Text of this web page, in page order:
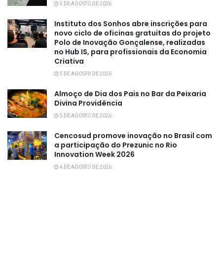
5 DE AGOSTO DE 2026
Instituto dos Sonhos abre inscrições para
novo ciclo de oficinas gratuitas do projeto
Polo de Inovação Gonçalense, realizadas
no Hub IS, para profissionais da Economia
Criativa
5 DE AGOSTO DE 2026
Almoço de Dia dos Pais no Bar da Peixaria
Divina Providência
5 DE AGOSTO DE 2026
Cencosud promove inovação no Brasil com
a participação do Prezunic no Rio
Innovation Week 2026
4 DE AGOSTO DE 2026